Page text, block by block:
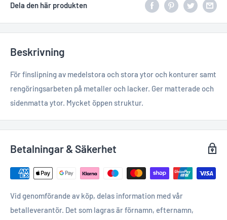
Dela den här produkten
Beskrivning
För finslipning av medelstora och stora ytor och konturer samt
rengöringsarbeten på metaller och lacker. Ger matterade och
sidenmatta ytor. Mycket öppen struktur.
Betalningar & Säkerhet
Vid genomförande av köp, delas information med vår
betalleverantör. Det som lagras är förnamn, efternamn,